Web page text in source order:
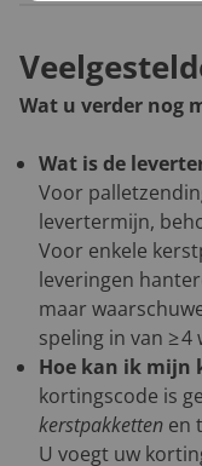
Wat u verder nog
Wat is de
Voor
levertermijn,
Voor enkele
leveringen
maar
speling in van ≥ 4
Hoe kan ik mijn
kortingscode is
kerstpakketten en
U voegt uw